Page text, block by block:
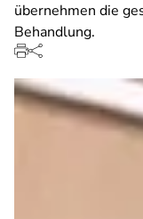
übernehmen die
Behandlung.